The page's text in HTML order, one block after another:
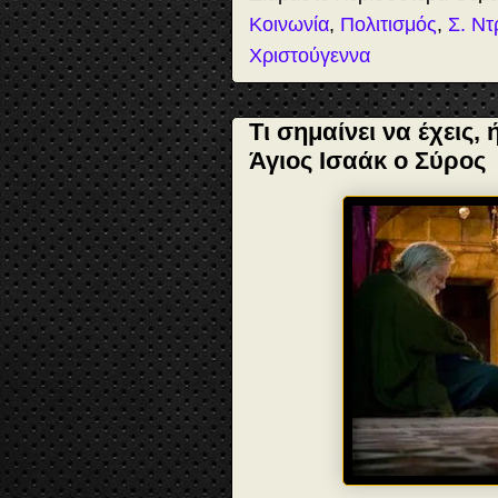
Κοινωνία, Πολιτισμός, Σ.
Χριστούγεννα
Τι σημαίνει να
Άγιος Ισαάκ ο Σύρος